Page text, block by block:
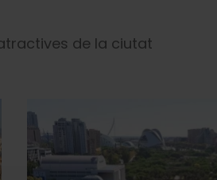
de la ciutat